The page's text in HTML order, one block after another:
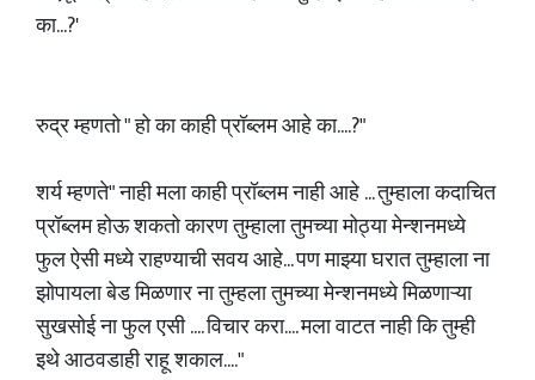
का...?'
रुद्र म्हणतो " हो का काही प्रॉब्लम आहे का....?"
शर्य म्हणते" नाही मला काही प्रॉब्लम नाही आहे ... तुम्हाला कदाचित
प्रॉब्लम होऊ शकतो कारण तुम्हाला तुमच्या मोठ्या मेन्शनमध्ये
फुल ऐसी मध्ये राहण्याची सवय आहे... पण माझ्या घरात तुम्हाला ना
झोपायला बेड मिळणार ना तुम्हला तुमच्या मेन्शनमध्ये मिळणाऱ्या
सुखसोई ना फुल एसी .... विचार करा.... मला वाटत नाही कि तुम्ही
इथे आठवडाही राहू शकाल...."